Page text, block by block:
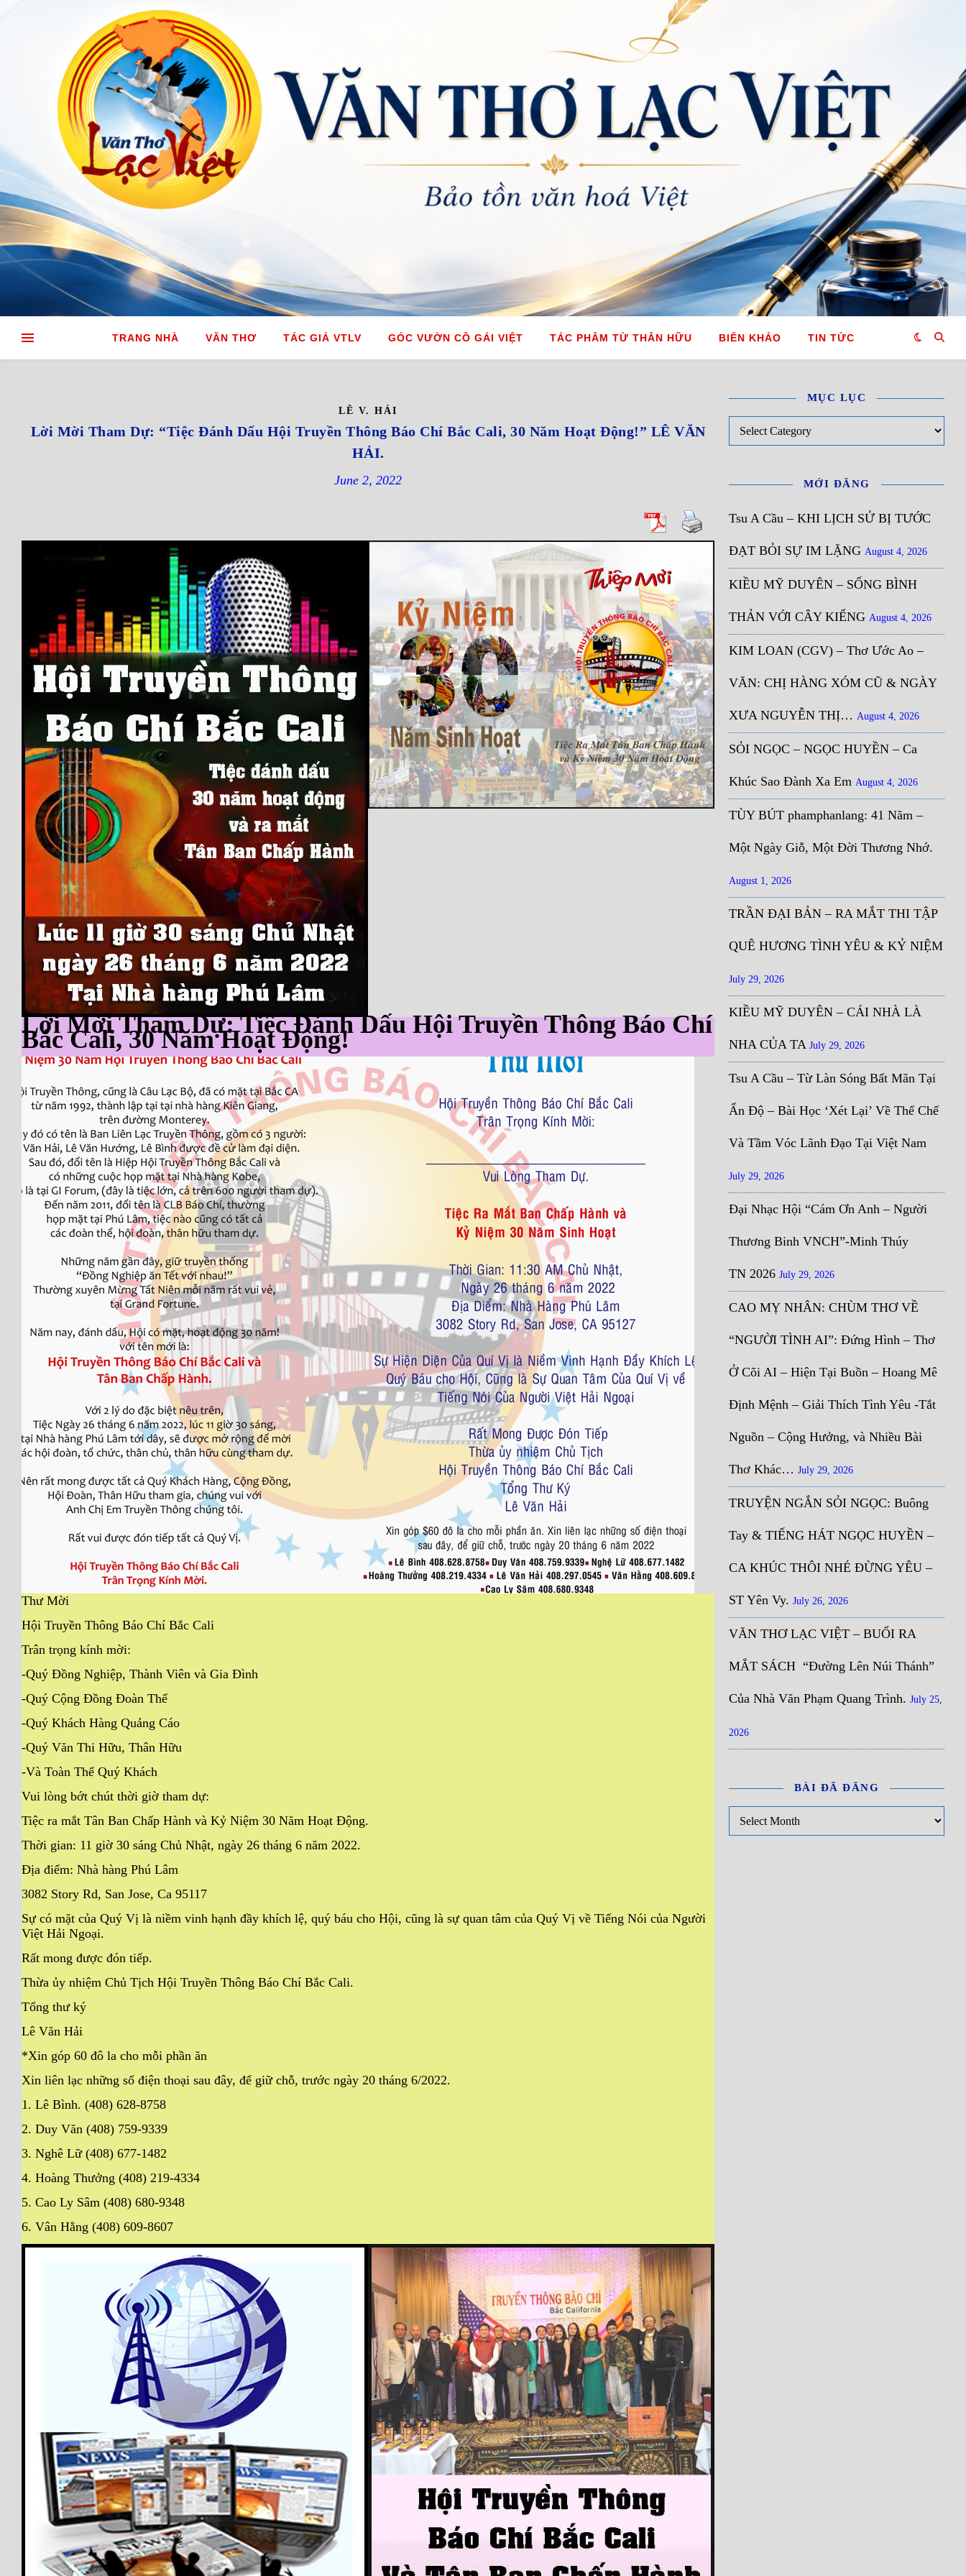
TRANG NHÀ VĂN THƠ TÁC GIẢ VTLV GÓC VƯỜN CÔ GÁI VIỆT TÁC PHÂM TỪ THÂN HỮU BIÊN KHẢO TIN TỨC
LÊ V. HẢI
Lời Mời Tham Dự: “Tiệc Đánh Dấu Hội Truyền Thông Báo Chí Bắc Cali, 30 Năm Hoạt Động!” LÊ VĂN
HẢI.
June 2, 2022
Lời Mời Tham Dự: Tiệc Đánh Dấu Hội Truyền Thông Báo Chí
Bắc Cali, 30 Năm Hoạt Động!
Thư Mời
Hội Truyền Thông Báo Chí Bắc Cali
Trân trọng kính mời:
-Quý Đồng Nghiệp, Thành Viên và Gia Đình
-Quý Cộng Đồng Đoàn Thể
-Quý Khách Hàng Quảng Cáo
-Quý Văn Thi Hữu, Thân Hữu
-Và Toàn Thể Quý Khách
Vui lòng bớt chút thời giờ tham dự:
Tiệc ra mắt Tân Ban Chấp Hành và Kỷ Niệm 30 Năm Hoạt Động.
Thời gian: 11 giờ 30 sáng Chủ Nhật, ngày 26 tháng 6 năm 2022.
Địa điểm: Nhà hàng Phú Lâm
3082 Story Rd, San Jose, Ca 95117
Sự có mặt của Quý Vị là niềm vinh hạnh đầy khích lệ, quý báu cho Hội, cũng là sự quan tâm của Quý Vị về Tiếng Nói của Người
Việt Hải Ngoại.
Rất mong được đón tiếp.
Thừa ủy nhiệm Chủ Tịch Hội Truyền Thông Báo Chí Bắc Cali.
Tổng thư ký
Lê Văn Hải
*Xin góp 60 đô la cho mỗi phần ăn
Xin liên lạc những số điện thoại sau đây, để giữ chỗ, trước ngày 20 tháng 6/2022.
1. Lê Bình. (408) 628-8758
2. Duy Văn (408) 759-9339
3. Nghê Lữ (408) 677-1482
4. Hoàng Thưởng (408) 219-4334
5. Cao Ly Sâm (408) 680-9348
6. Vân Hằng (408) 609-8607
MỤC LỤC
MỚI ĐĂNG
Tsu A Cầu – KHI LỊCH SỬ BỊ TƯỚC
ĐẠT BỎI SỰ IM LẶNG August 4, 2026
KIỀU MỸ DUYÊN – SỐNG BÌNH
THẢN VỚI CÂY KIỂNG August 4, 2026
KIM LOAN (CGV) – Thơ Ước Ao –
VĂN: CHỊ HÀNG XÓM CŨ & NGÀY
XƯA NGUYỄN THỊ… August 4, 2026
SỎI NGỌC – NGỌC HUYỀN – Ca
Khúc Sao Đành Xa Em August 4, 2026
TÙY BÚT phamphanlang: 41 Năm –
Một Ngày Giỗ, Một Đời Thương Nhớ.
August 1, 2026
TRẦN ĐẠI BẢN – RA MẮT THI TẬP
QUÊ HƯƠNG TÌNH YÊU & KỶ NIỆM
July 29, 2026
KIỀU MỸ DUYÊN – CÁI NHÀ LÀ
NHA CỦA TA July 29, 2026
Tsu A Cầu – Từ Làn Sóng Bất Mãn Tại
Ấn Độ – Bài Học ‘Xét Lại’ Về Thể Chế
Và Tầm Vóc Lãnh Đạo Tại Việt Nam
July 29, 2026
Đại Nhạc Hội “Cám Ơn Anh – Người
Thương Binh VNCH”-Minh Thúy
TN 2026 July 29, 2026
CAO MỴ NHÂN: CHÙM THƠ VỀ
“NGƯỜI TÌNH AI”: Đứng Hình – Thơ
Ở Cõi AI – Hiện Tại Buồn – Hoang Mê
Định Mệnh – Giải Thích Tình Yêu -Tắt
Nguồn – Cộng Hưởng, và Nhiều Bài
Thơ Khác… July 29, 2026
TRUYỆN NGẮN SỎI NGỌC: Buông
Tay & TIẾNG HÁT NGỌC HUYỀN –
CA KHÚC THÔI NHÉ ĐỪNG YÊU –
ST Yên Vy. July 26, 2026
VĂN THƠ LẠC VIỆT – BUỔI RA
MẮT SÁCH “Đường Lên Núi Thánh”
Của Nhà Văn Phạm Quang Trình. July 25,
2026
BÀI ĐÃ ĐĂNG